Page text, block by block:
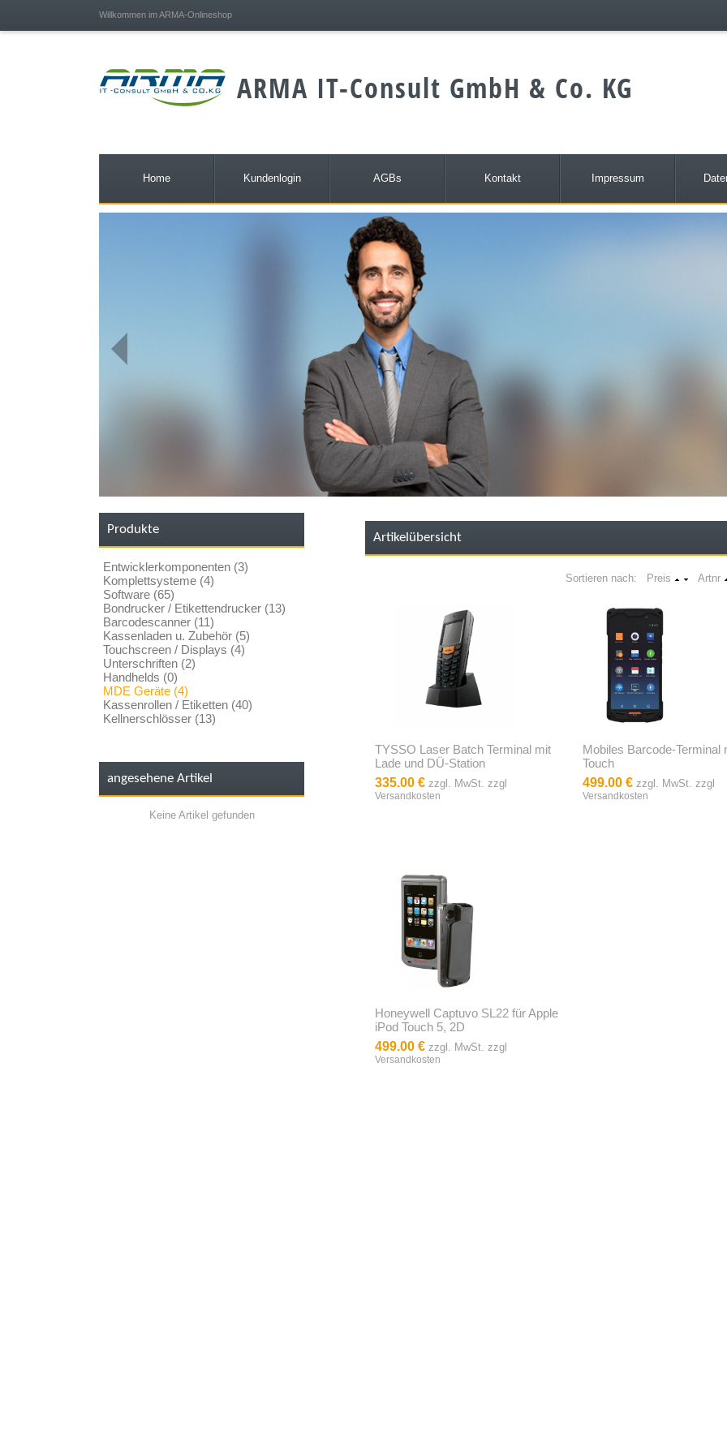
Willkommen im ARMA-Onlineshop
ARMA IT-Consult GmbH & Co. KG
Home Kundenlogin AGBs Kontakt Impressum
Produkte
Entwicklerkomponenten (3)
Komplettsysteme (4)
Software (65)
Bondrucker / Etikettendrucker (13)
Barcodescanner (11)
Kassenladen u. Zubehör (5)
Touchscreen / Displays (4)
Unterschriften (2)
Handhelds (0)
MDE Geräte (4)
Kassenrollen / Etiketten (40)
Kellnerschlösser (13)
angesehene Artikel
Keine Artikel gefunden
Artikelübersicht
Sortieren nach: Preis Artnr
TYSSO Laser Batch Terminal mit
Lade und DÜ-Station
335.00 € zzgl. MwSt. zzgl
Versandkosten
Mobiles Barcode-Terminal
Touch
499.00 € zzgl. MwSt. zzgl
Versandkosten
Honeywell Captuvo SL22 für Apple
iPod Touch 5, 2D
499.00 € zzgl. MwSt. zzgl
Versandkosten